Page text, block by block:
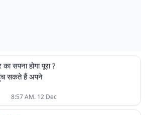
सपना होगा पूरा ?
सकते हैं अपने
8:57 AM. 12 Dec